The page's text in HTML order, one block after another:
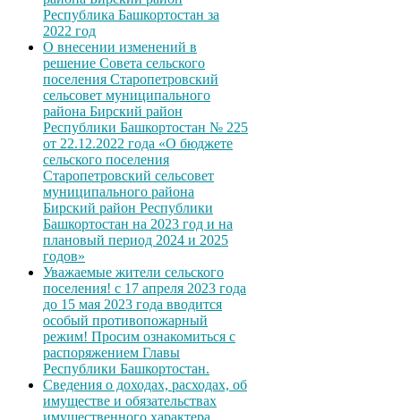
Республика Башкортостан за
2022 год
О внесении изменений в
решение Совета сельского
поселения Старопетровский
сельсовет муниципального
района Бирский район
Республики Башкортостан № 225
от 22.12.2022 года «О бюджете
сельского поселения
Старопетровский сельсовет
муниципального района
Бирский район Республики
Башкортостан на 2023 год и на
плановый период 2024 и 2025
годов»
Уважаемые жители сельского
поселения! с 17 апреля 2023 года
до 15 мая 2023 года вводится
особый противопожарный
режим! Просим ознакомиться с
распоряжением Главы
Республики Башкортостан.
Сведения о доходах, расходах, об
имуществе и обязательствах